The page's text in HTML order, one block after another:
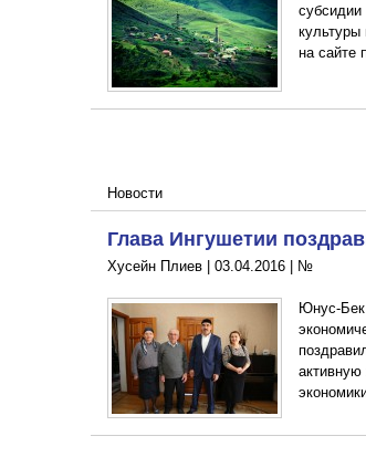
на сайте
Новости
Глава Ингушетии
Хусейн Плиев | 03.04.2016 №
Юнус-Бек